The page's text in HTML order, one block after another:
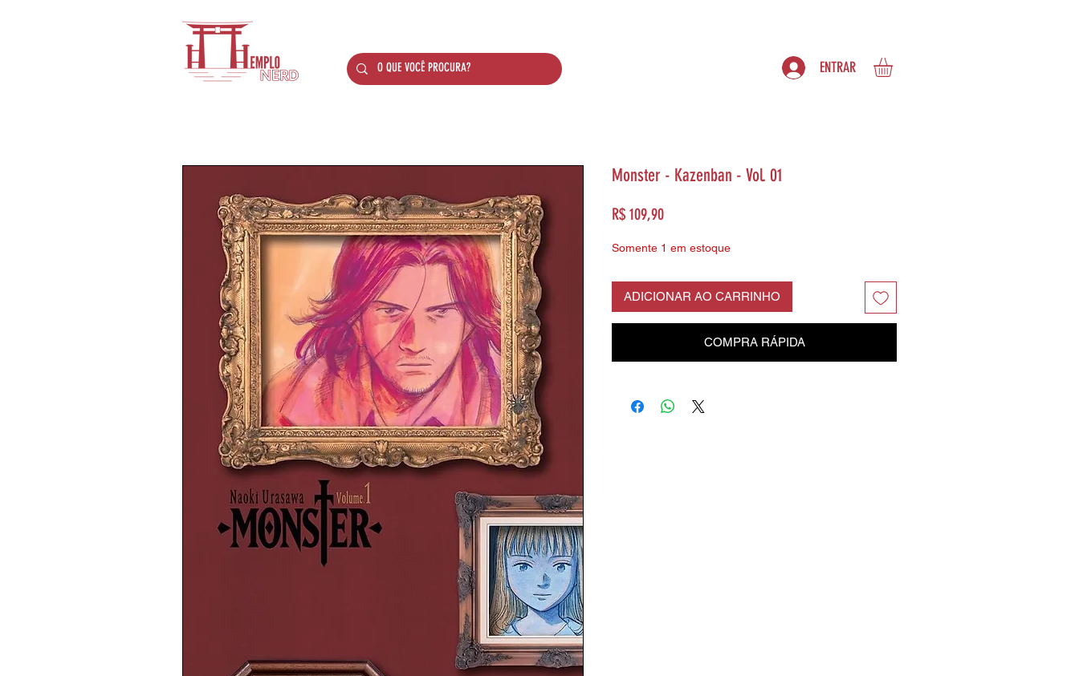
ENTRAR
Monster - Kazenban - Vol. 01
R$ 109,90Preço
Somente 1 em estoque
ADICIONAR AO CARRINHO
COMPRA RÁPIDA